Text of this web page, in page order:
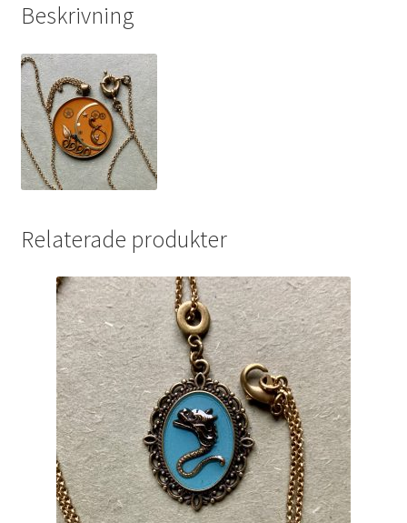
Beskrivning
Relaterade produkter